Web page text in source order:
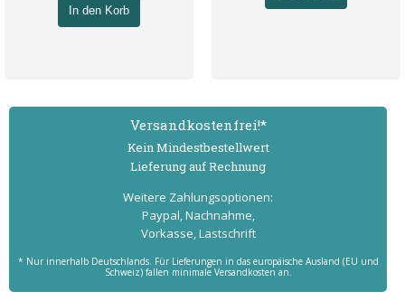
In den Korb
Versand­kostenfrei!*
Kein Mindest­bestell­wert
Lieferung auf Rechnung
Weitere Zahlungs­optionen:
Paypal, Nachnahme,
Vorkasse, Lastschrift
* Nur innerhalb Deutschlands. Für Lieferungen in das europäische Ausland (EU und
Schweiz) fallen minimale Versandkosten an.